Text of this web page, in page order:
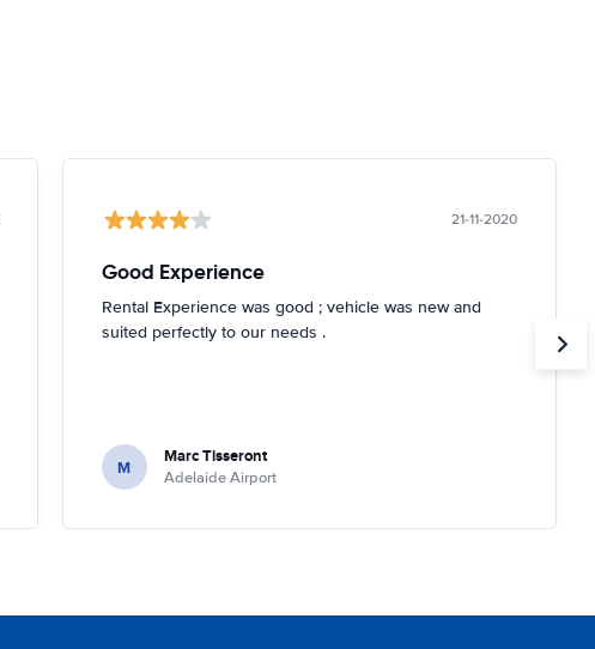
21-11-2020
Good Experience
Rental Experience was good ; vehicle was new and
suited perfectly to our needs .
M Marc Tisseront
Adelaide Airport